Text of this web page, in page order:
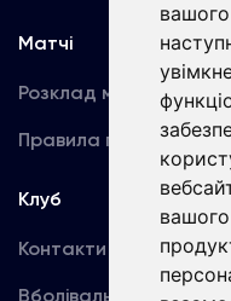
Матчі
Розклад матчів
Правила поведінки
Клуб
Контакти
Вболівальникам